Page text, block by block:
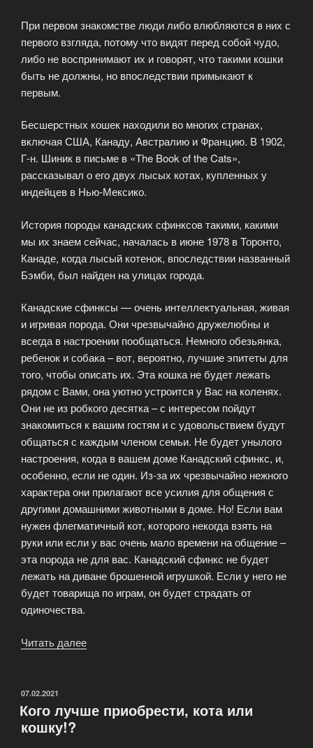
При первом знакомстве люди либо влюбляются в них с
первого взгляда, потому что видят перед собой чудо,
либо не воспринимают их и говорят, что такими кошки
быть не должны, но впоследствии примыкают к
первым.
Бесшерстных кошек находили во многих странах,
включая США, Канаду, Австралию и Францию. В 1902,
Г-н. Шиник в письме в «The Book of the Cats»,
рассказывал о его двух лысых котах, купленных у
индейцев в Нью-Мексико.
История породы канадских сфинксов такими, какими
мы их знаем сейчас, началась в июне 1978 в Торонто,
Канаде, когда лысый котенок, впоследствии названный
Бэмби, был найден на улицах города.
Канадские сфинксы — очень интеллектуальная, живая
и игривая порода. Они чрезвычайно дружелюбны и
всегда в настроении пообщаться. Немного обезьянка,
ребенок и собака – вот, вероятно, лучшие эпитеты для
того, чтобы описать их. Эта кошка не будет лежать
рядом с Вами, она уютно устроится у Вас на коленях.
Они не из робкого десятка – с интересом пойдут
знакомиться к вашим гостям и с удовольствием будут
общаться с каждым членом семьи. Не будет унылого
настроения, когда в вашем доме Канадский сфинкс, и,
особенно, если не один. Из-за их чрезвычайно нежного
характера они прилагают все усилия для общения с
другими домашними животными в доме. Но! Если вам
нужен флегматичный кот, которого некогда взять на
руки или если у вас очень мало времени на общение –
эта порода не для вас. Канадский сфинкс не будет
лежать на диване брошенной игрушкой. Если у него не
будет товарища по играм, он будет страдать от
одиночества.
Читать далее
в
ОПУБЛИКОВАНО
07.02.2021
Кого лучше приобрести, кота или
кошку!?